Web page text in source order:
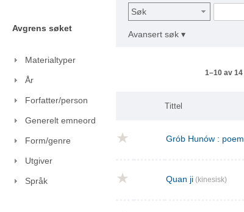
Avgrens søket
Materialtyper
År
Forfatter/person
Generelt emneord
Form/genre
Utgiver
Språk
Søk
Avansert søk ▾
1–10 av 14
Tittel
Grób Hunów :
Quan ji (kinesisk)